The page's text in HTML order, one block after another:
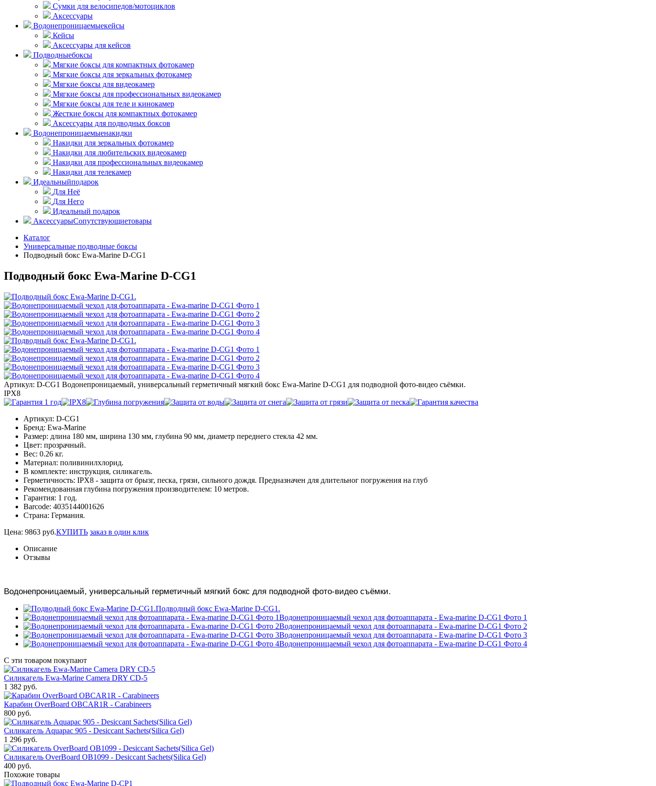
Сумки для велосипедов/мотоциклов
Аксессуары
Водонепроницаемыекейсы
Кейсы
Аксессуары для кейсов
Подводныебоксы
Мягкие боксы для компактных фотокамер
Мягкие боксы для зеркальных фотокамер
Мягкие боксы для видеокамер
Мягкие боксы для профессиональных видеокамер
Мягкие боксы для теле и кинокамер
Жесткие боксы для компактных фотокамер
Аксессуары для подводных боксов
Водонепроницаемыенакидки
Накидки для зеркальных фотокамер
Накидки для любительских видеокамер
Накидки для профессиональных видеокамер
Накидки для телекамер
Идеальныйподарок
Для Неё
Для Него
Идеальный подарок
АксессуарыСопутствующиетовары
Каталог
Универсальные подводные боксы
Подводный бокс Ewa-Marine D-CG1
Подводный бокс Ewa-Marine D-CG1
Артикул: D-CG1 Водонепроницаемый, универсальный герметичный мягкий бокс Ewa-Marine D-CG1 для подводной фото-видео съёмки.
IPX8
Артикул: D-CG1
Бренд: Ewa-Marine
Размер: длина 180 мм, ширина 130 мм, глубина 90 мм, диаметр переднего стекла 42 мм.
Цвет: прозрачный.
Вес: 0.26 кг.
Материал: поливинилхлорид.
В комплекте: инструкция, силикагель.
Герметичность: IPX8 - защита от брызг, песка, грязи, сильного дождя. Предназначен для длительног погружения на глуб
Рекомендованная глубина погружения производителем: 10 метров.
Гарантия: 1 год.
Barcode: 4035144001626
Страна: Германия.
Цена: 9863 руб.КУПИТЬ заказ в один клик
Описание
Отзывы
Водонепроницаемый, универсальный герметичный мягкий бокс для подводной фото-видео съёмки.
Подводный бокс Ewa-Marine D-CG1.
Водонепроницаемый чехол для фотоаппарата - Ewa-marine D-CG1 Фото 1
Водонепроницаемый чехол для фотоаппарата - Ewa-marine D-CG1 Фото 2
Водонепроницаемый чехол для фотоаппарата - Ewa-marine D-CG1 Фото 3
Водонепроницаемый чехол для фотоаппарата - Ewa-marine D-CG1 Фото 4
С эти товаром покупают
Силикагель Ewa-Marine Camera DRY CD-5
1 382 руб.
Карабин OverBoard OBCAR1R - Carabineers
800 руб.
Силикагель Aquapac 905 - Desiccant Sachets(Silica Gel)
1 296 руб.
Силикагель OverBoard OB1099 - Desiccant Sachets(Silica Gel)
400 руб.
Похожие товары